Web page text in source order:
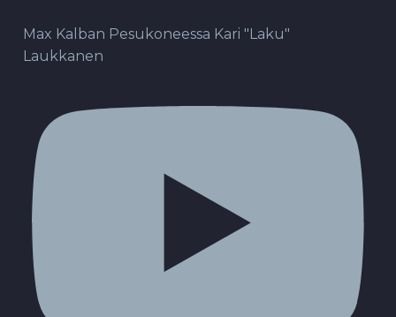
Max Kalban Pesukoneessa Kari "Laku"
Laukkanen